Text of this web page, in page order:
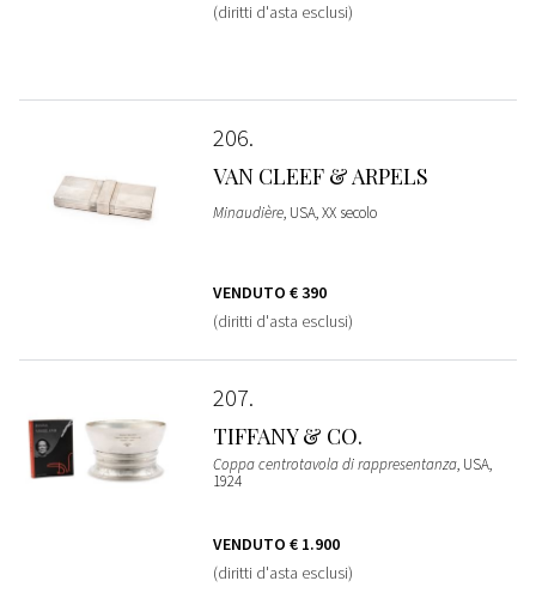
(diritti d'asta esclusi)
206
VAN CLEEF & ARPELS
Minaudière, USA, XX secolo
VENDUTO € 390
(diritti d'asta esclusi)
207
TIFFANY & CO.
Coppa centrotavola di rappresentanza, USA,
1924
VENDUTO € 1.900
(diritti d'asta esclusi)